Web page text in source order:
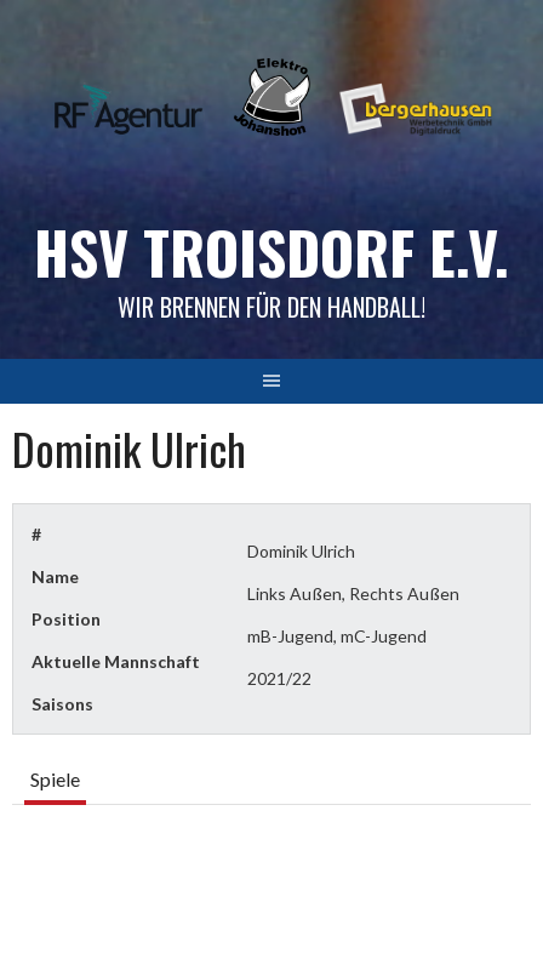
HSV TROISDORF E.V.
WIR BRENNEN FÜR DEN HANDBALL!
Dominik Ulrich
#
Name
Dominik Ulrich
Position
Links Außen, Rechts Außen
Aktuelle Mannschaft
mB-Jugend, mC-Jugend
Saisons
2021/22
Spiele